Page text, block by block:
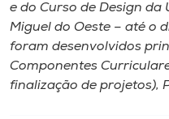
A
Unoesc
Internacionalização
e do Curso de Design da
Miguel do Oeste – até o
foram desenvolvidos
Componentes
finalização de projetos),